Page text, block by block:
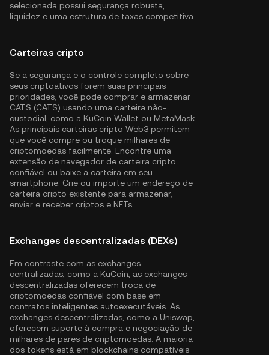
selecionada possui segurança robusta,
liquidez e uma estrutura de taxas competitiva.
Carteiras cripto
Se a segurança e o controle completo sobre
seus criptoativos forem suas principais
prioridades, você pode comprar e armazenar
CATS (CATS) usando uma carteira não-
custodial, como a KuCoin Wallet ou MetaMask.
As principais carteiras cripto Web3 permitem
que você compre ou troque milhares de
criptomoedas facilmente. Encontre uma
extensão de navegador de carteira cripto
confiável ou baixe a carteira em seu
smartphone. Crie ou importe um endereço de
carteira cripto existente para armazenar,
enviar e receber criptos e NFTs.
Exchanges descentralizadas (DEXs)
Em contraste com as exchanges
centralizadas, como a KuCoin, as exchanges
descentralizadas oferecem troca de
criptomoedas confiável com base em
contratos inteligentes autoexecutáveis. As
exchanges descentralizadas, como a Uniswap,
oferecem suporte à compra e negociação de
milhares de pares de criptomoedas. A maioria
dos tokens está em blockchains compatíveis